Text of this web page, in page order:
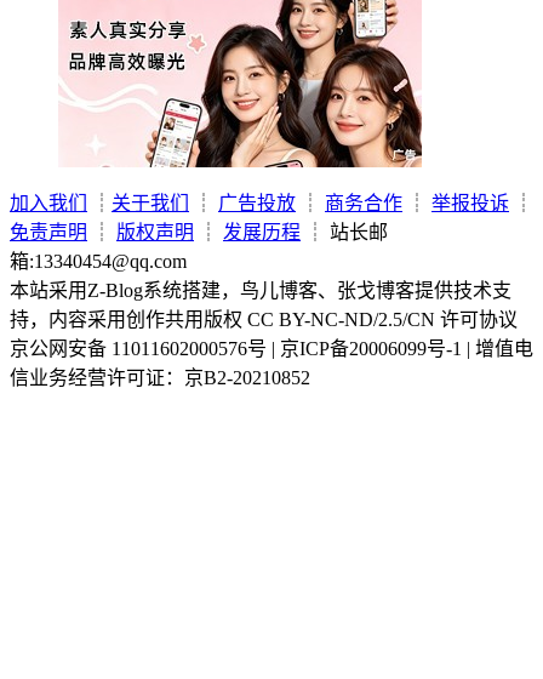
加入我们 ┊ 关于我们 ┊ 广告投放 ┊ 商务合作 ┊ 举报投诉 ┊
免责声明
┊ 版权声明 ┊ 发展历程 ┊ 站长邮
箱:13340454@qq.com
本站采用Z-Blog系统搭建，鸟儿博客、张戈博客提供技术支
持，内容采用创作共用版权 CC BY-NC-ND/2.5/CN 许可协议
京公网安备 11011602000576号 | 京ICP备20006099号-1 | 增值电
信业务经营许可证：京B2-20210852